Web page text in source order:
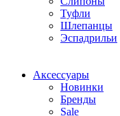
Туфли
Шлепанцы
Эспадрильи
Аксессуары
Новинки
Бренды
Sale